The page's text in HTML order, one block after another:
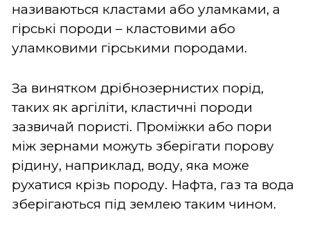
називаються кластами або уламками, а
гірські породи – кластовими або
уламковими гірськими породами.
За винятком дрібнозернистих порід,
таких як аргіліти, кластичні породи
зазвичай пористі. Проміжки або пори
між зернами можуть зберігати порову
рідину, наприклад, воду, яка може
рухатися крізь породу. Нафта, газ та вода
зберігаються під землею таким чином.